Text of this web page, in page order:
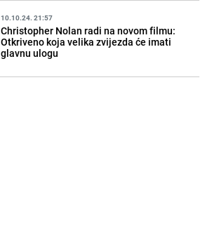
10.10.24. 21:57
Christopher Nolan radi na novom filmu:
Otkriveno koja velika zvijezda će imati
glavnu ulogu